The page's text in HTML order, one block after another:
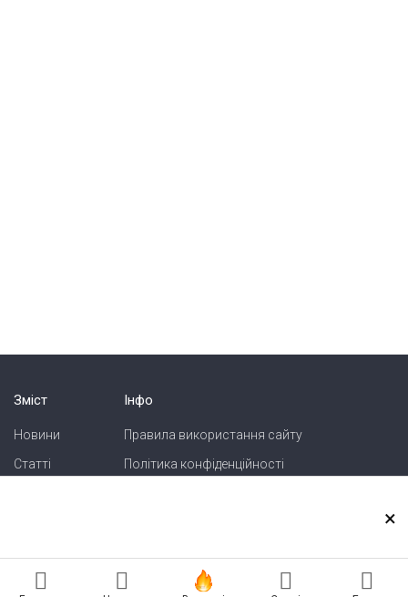
Зміст
Новини
Статті
Інфо
Правила використання сайту
Політика конфіденційності
Реклама на сайті
×